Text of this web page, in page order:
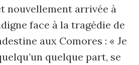
nouvellement arrivée à
face à la tragédie de
aux Comores : « Je
quelque part, se